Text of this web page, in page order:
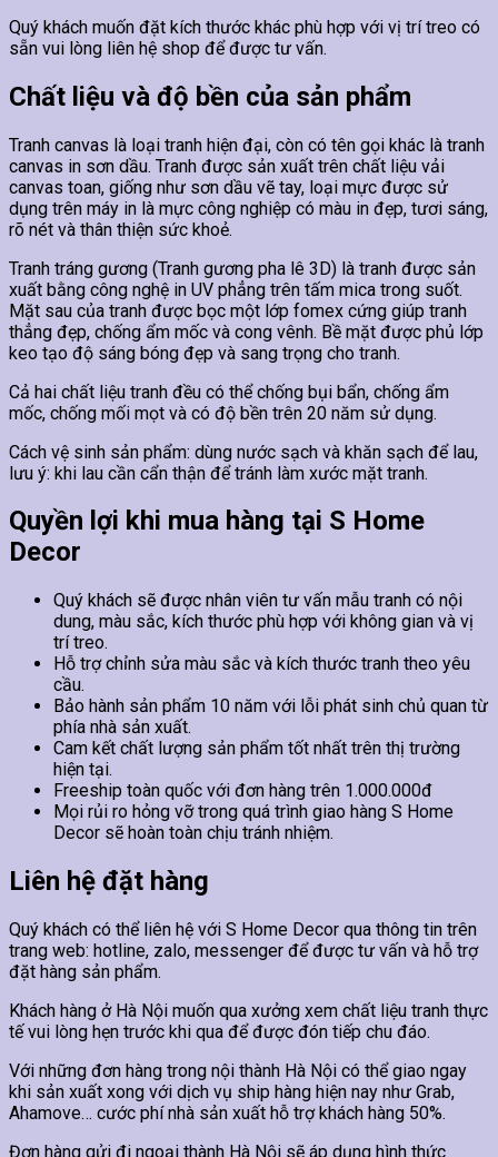
Quý khách muốn đặt kích thước khác phù hợp với vị trí treo có
sẵn vui lòng liên hệ shop để được tư vấn.
Chất liệu và độ bền của sản phẩm
Tranh canvas là loại tranh hiện đại, còn có tên gọi khác là tranh
canvas in sơn dầu. Tranh được sản xuất trên chất liệu vải
canvas toan, giống như sơn dầu vẽ tay, loại mực được sử
dụng trên máy in là mực công nghiệp có màu in đẹp, tươi sáng,
rõ nét và thân thiện sức khoẻ.
Tranh tráng gương (Tranh gương pha lê 3D) là tranh được sản
xuất bằng công nghệ in UV phẳng trên tấm mica trong suốt.
Mặt sau của tranh được bọc một lớp fomex cứng giúp tranh
thẳng đẹp, chống ẩm mốc và cong vênh. Bề mặt được phủ lớp
keo tạo độ sáng bóng đẹp và sang trọng cho tranh.
Cả hai chất liệu tranh đều có thể chống bụi bẩn, chống ẩm
mốc, chống mối mọt và có độ bền trên 20 năm sử dụng.
Cách vệ sinh sản phẩm: dùng nước sạch và khăn sạch để lau,
lưu ý: khi lau cần cẩn thận để tránh làm xước mặt tranh.
Quyền lợi khi mua hàng tại S Home
Decor
Quý khách sẽ được nhân viên tư vấn mẫu tranh có nội
dung, màu sắc, kích thước phù hợp với không gian và vị
trí treo.
Hỗ trợ chỉnh sửa màu sắc và kích thước tranh theo yêu
cầu.
Bảo hành sản phẩm 10 năm với lỗi phát sinh chủ quan từ
phía nhà sản xuất.
Cam kết chất lượng sản phẩm tốt nhất trên thị trường
hiện tại.
Freeship toàn quốc với đơn hàng trên 1.000.000đ
Mọi rủi ro hỏng vỡ trong quá trình giao hàng S Home
Decor sẽ hoàn toàn chịu tránh nhiệm.
Liên hệ đặt hàng
Quý khách có thể liên hệ với S Home Decor qua thông tin trên
trang web: hotline, zalo, messenger để được tư vấn và hỗ trợ
đặt hàng sản phẩm.
Khách hàng ở Hà Nội muốn qua xưởng xem chất liệu tranh thực
tế vui lòng hẹn trước khi qua để được đón tiếp chu đáo.
Với những đơn hàng trong nội thành Hà Nội có thể giao ngay
khi sản xuất xong với dịch vụ ship hàng hiện nay như Grab,
Ahamove… cước phí nhà sản xuất hỗ trợ khách hàng 50%.
Đơn hàng gửi đi ngoại thành Hà Nội sẽ áp dụng hình thức